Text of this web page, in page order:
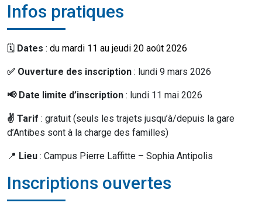
Infos pratiques
🗓️ Dates : du mardi 11 au jeudi 20 août 2026
✅ Ouverture des inscription : lundi 9 mars 2026
📢 Date limite d’inscription : lundi 11 mai 2026
✌ Tarif : gratuit (seuls les trajets jusqu’à/depuis la gare
d’Antibes sont à la charge des familles)
📍 Lieu : Campus Pierre Laffitte – Sophia Antipolis
Inscriptions ouvertes